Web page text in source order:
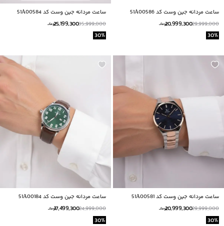
ساعت مردانه جين وست كد 51A00586
29,999,000
20,999,300تومانــ
30%
ساعت مردانه جین وست کد 51A00584
35,999,000
25,199,300تومانــ
30%
ساعت مردانه جين وست كد 51A00581
29,999,000
20,999,300تومانــ
30%
ساعت مردانه جين وست كد 51A00184
24,999,000
17,499,300تومانــ
30%